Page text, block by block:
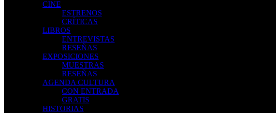
CINE
ESTRENOS
CRÍTICAS
LIBROS
ENTREVISTAS
RESEÑAS
EXPOSICIONES
MUESTRAS
RESEÑAS
AGENDA CULTURA
CON ENTRADA
GRATIS
HISTORIAS